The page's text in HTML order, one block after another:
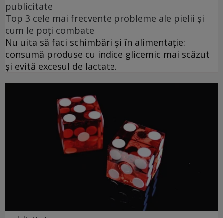
publicitate
Top 3 cele mai frecvente probleme ale pielii și
cum le poți combate
Nu uita să faci schimbări și în alimentație:
consumă produse cu indice glicemic mai scăzut
și evită excesul de lactate.